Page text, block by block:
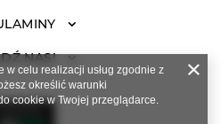
NAS!
w celu realizacji usług zgodnie z
określić warunki
cookie w Twojej przeglądarce.